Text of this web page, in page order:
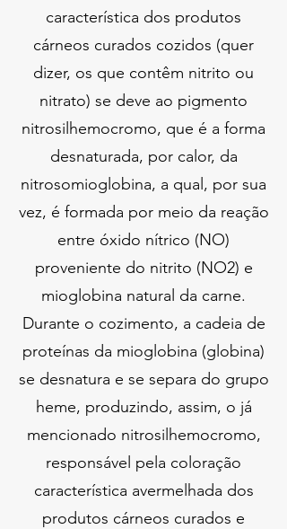
característica dos produtos
cárneos curados cozidos (quer
dizer, os que contêm nitrito ou
nitrato) se deve ao pigmento
nitrosilhemocromo, que é a forma
desnaturada, por calor, da
nitrosomioglobina, a qual, por sua
vez, é formada por meio da reação
entre óxido nítrico (NO)
proveniente do nitrito (NO2) e
mioglobina natural da carne.
Durante o cozimento, a cadeia de
proteínas da mioglobina (globina)
se desnatura e se separa do grupo
heme, produzindo, assim, o já
mencionado nitrosilhemocromo,
responsável pela coloração
característica avermelhada dos
produtos cárneos curados e